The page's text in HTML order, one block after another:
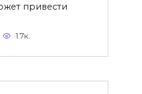
привести
1.7к.